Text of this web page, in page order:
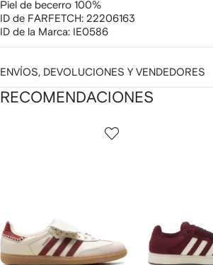
Piel de becerro 100%
ID de FARFETCH: 22206163
ID de la Marca: IE0586
ENVÍOS, DEVOLUCIONES Y VENDEDORES
RECOMENDACIONES